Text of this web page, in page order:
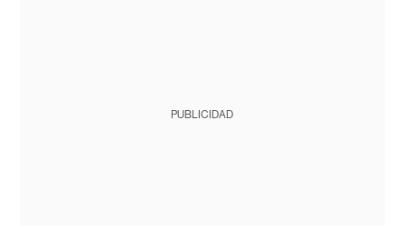
PUBLICIDAD